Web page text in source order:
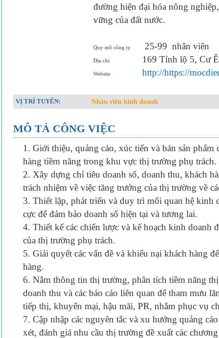
đường hiện đại hóa nông
vững của đất nước.
Quy mô công ty 25-99 nhân viên
Địa chỉ 169 Tỉnh lộ 5, Cư
Website http://https://
VỊ TRÍ TUYỂN: Nhân viên kinh doanh
MÔ TẢ CÔNG VIỆC
1. Giới thiệu, quảng cáo, xúc tiến và bán sản phẩm
hàng tiềm năng trong khu vực thị trường phụ trách.
2. Xây dựng chỉ tiêu doanh số, doanh thu, khách
trách nhiệm về việc tăng trưởng của thị trường về
3. Thiết lập, phát triển và duy trì mối quan hệ kinh
cực để đảm bảo doanh số hiện tại và tương lai.
4. Thiết kế các chiến lược và kế hoạch kinh doanh
của thị trường phụ trách.
5. Giải quyết các vấn đề và khiếu nại khách hàng
hàng.
6. Nắm thông tin thị trường, phân tích tiềm năng
doanh thu và các báo cáo liên quan để tham mưu
tiếp thị, khuyến mại, hậu mãi, PR, nhằm phục vụ
7. Cập nhập các nguyên tắc và xu hướng quảng
xét, đánh giá nhu cầu thị trường đề xuất các